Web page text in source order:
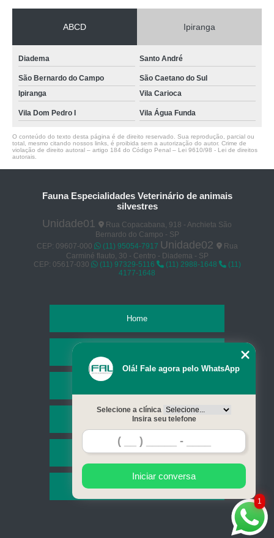
ABCD Ipiranga
Diadema Santo André
São Bernardo do Campo
São Caetano do Sul
Ipiranga
Vila Carioca
Vila Dom Pedro I Vila Água Funda
O conteúdo do texto desta página é de direito reservado. Sua reprodução, parcial ou
total, mesmo citando nossos links, é proibida sem a autorização do autor. Crime de
violação de direito autoral – artigo 184 do Código Penal – Lei 9610/98 - Lei de direitos
autorais
Fauna Especialidades Veterinário de animais
silvestres
Unidade01
Rua Copacabana, 918 - Anchieta São
Bernardo do Campo - SP
CEP: 09607-000
(11) 95054-7917 Unidade02
Rua
Carminé flauto, 30 - Centro - Diadema - SP
CEP: 05617-030
(11) 97329-5116 (11) 2988-1648
(11)
4177-1648
Home
Serviços
Contato
Mapa do site
1
Olá! Fale agora pelo WhatsApp
Selecione a clínica
Insira seu telefone
Iniciar conversa